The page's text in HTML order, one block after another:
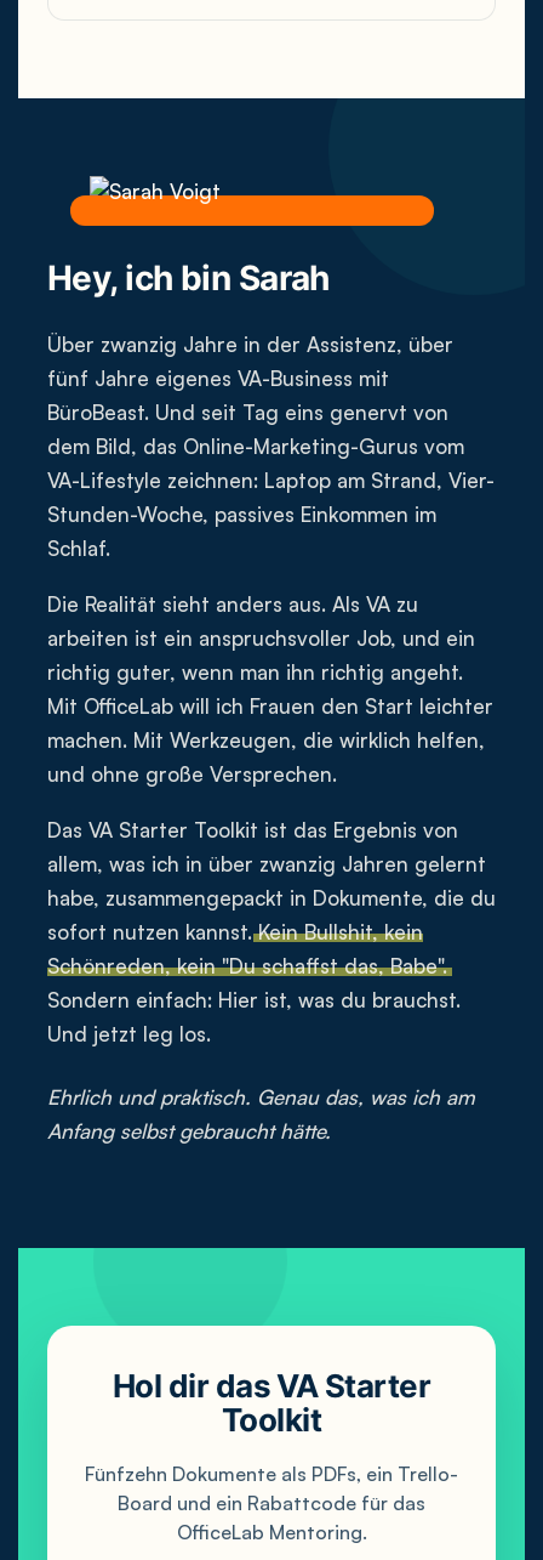
Hey, ich bin Sarah
Über zwanzig Jahre in der Assistenz, über
fünf Jahre eigenes VA-Business mit
BüroBeast. Und seit Tag eins genervt von
dem Bild, das Online-Marketing-Gurus vom
VA-Lifestyle zeichnen: Laptop am Strand, Vier-
Stunden-Woche, passives Einkommen im
Schlaf.
Die Realität sieht anders aus. Als VA zu
arbeiten ist ein anspruchsvoller Job, und ein
richtig guter, wenn man ihn richtig angeht.
Mit OfficeLab will ich Frauen den Start leichter
machen. Mit Werkzeugen, die wirklich helfen,
und ohne große Versprechen.
Das VA Starter Toolkit ist das Ergebnis von
allem, was ich in über zwanzig Jahren gelernt
habe, zusammengepackt in Dokumente, die du
sofort nutzen kannst.Kein Bullshit, kein
Schönreden, kein "Du schaffst das, Babe".
Sondern einfach: Hier ist, was du brauchst.
Und jetzt leg los.
Ehrlich und praktisch. Genau das, was ich am
Anfang selbst gebraucht hätte.
Hol dir das VA Starter
Toolkit
Fünfzehn Dokumente als PDFs, ein Trello-
Board und ein Rabattcode für das
OfficeLab Mentoring.